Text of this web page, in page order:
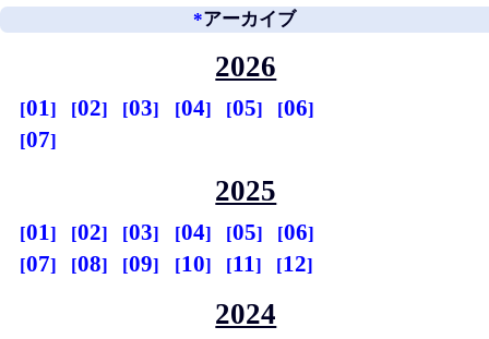
*アーカイブ
2026
01 02 03 04 05
06
07
2025
01 02 03 04 05
06
07
08 09 10 11 12
2024